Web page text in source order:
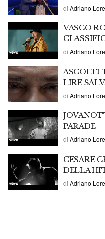
di Adriano
VASCO
di Adriano
ASCOLTI
LIRE
di Adriano
PARADE
di Adriano
CESARE
DELLA
di Adriano